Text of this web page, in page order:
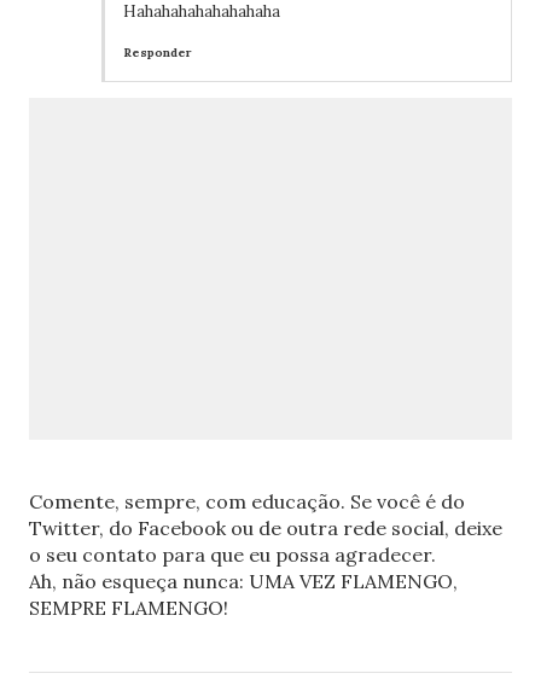
Hahahahahahahahaha
Responder
Comente, sempre, com educação. Se você é do
Twitter, do Facebook ou de outra rede social, deixe
o seu contato para que eu possa agradecer.
Ah, não esqueça nunca: UMA VEZ FLAMENGO,
SEMPRE FLAMENGO!